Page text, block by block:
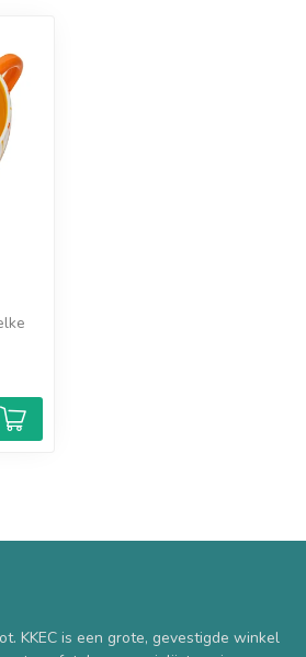
KKEC is een grote, gevestigde winkel